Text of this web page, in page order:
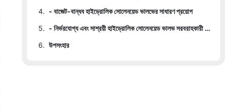
4. - বাজেট-বান্ধব হাইড্রোলিক সোলেনয়েড ভালভের সাধারণ প্রয়োগ
5.
- নির্ভরযোগ্য এবং সাশ্রয়ী হাইড্রোলিক সোলেনয়েড ভালভ সরবরাহকারী খুঁজে বের করার টিপস
6. উপসংহার